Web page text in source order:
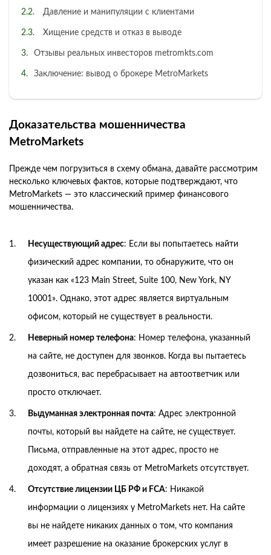
Давление и манипуляции с клиентами
Хищение средств и отказ в выводе
Отзывы реальных инвесторов metromkts.com
Заключение: вывод о брокере MetroMarkets
Доказательства мошенничества
MetroMarkets
Прежде чем погрузиться в схему обмана, давайте рассмотрим
несколько ключевых фактов, которые подтверждают, что
MetroMarkets — это классический пример финансового
мошенничества.
Несуществующий адрес: Если вы попытаетесь найти
физический адрес компании, то обнаружите, что он
указан как «123 Main Street, Suite 100, New York, NY
10001». Однако, этот адрес является виртуальным
офисом, который не существует в реальности.
Неверный номер телефона: Номер телефона, указанный
на сайте, не доступен для звонков. Когда вы пытаетесь
дозвониться, вас перебрасывает на автоответчик или
просто отключает.
Выдуманная электронная почта: Адрес электронной
почты, который вы найдете на сайте, не существует.
Письма, отправленные на этот адрес, просто не
доходят, а обратная связь от MetroMarkets отсутствует.
Отсутствие лицензии ЦБ РФ и FCA: Никакой
информации о лицензиях у MetroMarkets нет. На сайте
вы не найдете никаких данных о том, что компания
имеет разрешение на оказание брокерских услуг в